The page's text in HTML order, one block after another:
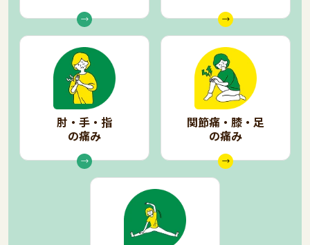
肘・手・指
の痛み
関節痛・膝・足
の痛み